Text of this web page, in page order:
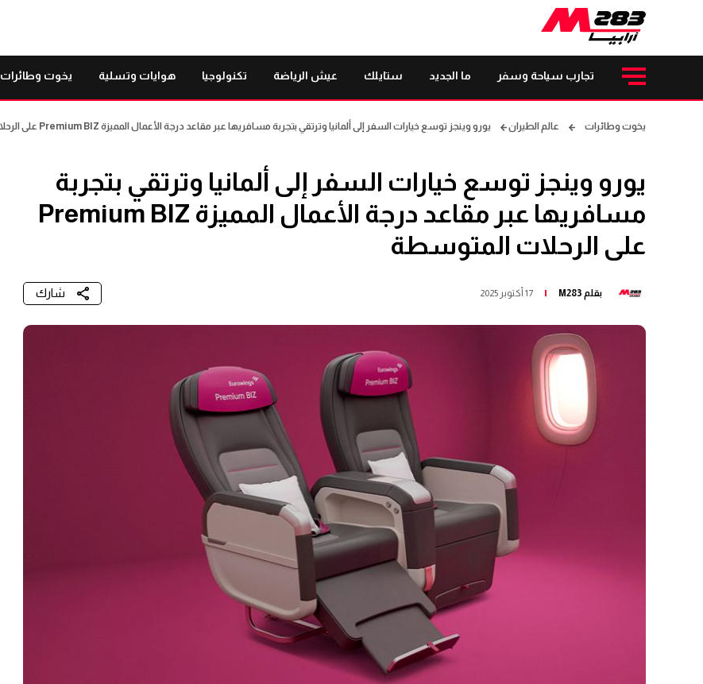
تجارب سياحة وسفر ما الجديد ستايلك عيش الرياضة تكنولوجيا هوايات وتسلية يخوت وطائرات
يخوت وطائرات عالم الطيران يورو وينجز توسع خيارات السفر إلى ألمانيا وترتقي بتجربة مسافريها عبر مقاعد درجة الأعمال المميزة Premium BIZ على الرحلات المتوسطة
يورو وينجز توسع خيارات السفر إلى ألمانيا وترتقي بتجربة
مسافريها عبر مقاعد درجة الأعمال المميزة Premium BIZ
على الرحلات المتوسطة
بقلم M283 17 أكتوبر 2025 شارك